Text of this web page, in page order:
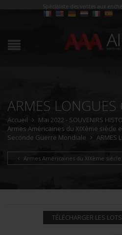
Spécialiste des ventes aux
ARMES LONGUES
Accueil
Mai 2022 - SOUVENIRS
Armes Américaines du XIXème siècle
Seconde Guerre Mondiale
ARMES
Armes Américaines du XIXème
TÉLÉCHARGER LES